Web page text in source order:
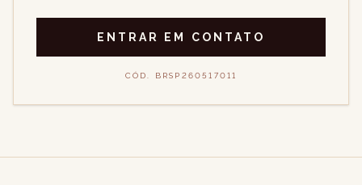
ENTRAR EM CONTATO
CÓD. BRSP260517011